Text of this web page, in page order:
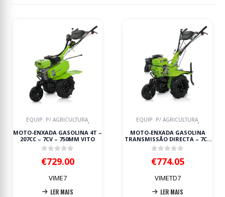
EQUIP. P/ AGRICULTURA,
MOTO-ENXADA GASOLINA
TRANSMISSÃO DIRECTA – 7CV
VITO
€774.05
VIMETD7
LER MAIS
MOTOENXADA /
MOTOENXADA JARDIM 4800W
HYUNDAI
€854.85
GRVHY-HYTW400
ADICIONAR